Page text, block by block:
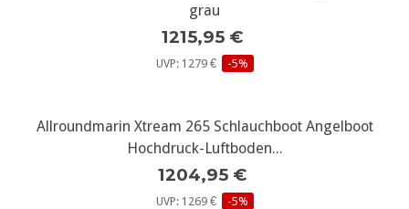
grau
1215,95 €
UVP: 1279 € -5%
Allroundmarin Xtream 265 Schlauchboot Angelboot
Hochdruck-Luftboden...
1204,95 €
UVP: 1269 € -5%